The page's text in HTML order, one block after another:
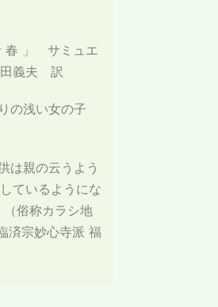
春 」 サミュエ
田義夫 訳
の浅い女の子
は親の云うよう
ているようにな
俗称カラシ地
済宗妙心寺派 福